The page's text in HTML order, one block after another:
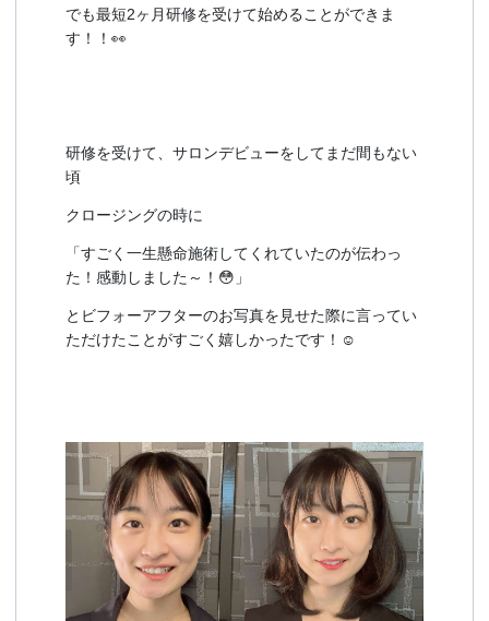
でも最短2ヶ月研修を受けて始めることができま
す！！👀
研修を受けて、サロンデビューをしてまだ間もない
頃
クロージングの時に
「すごく一生懸命施術してくれていたのが伝わっ
た！感動しました～！😳」
とビフォーアフターのお写真を見せた際に言ってい
ただけたことがすごく嬉しかったです！☺